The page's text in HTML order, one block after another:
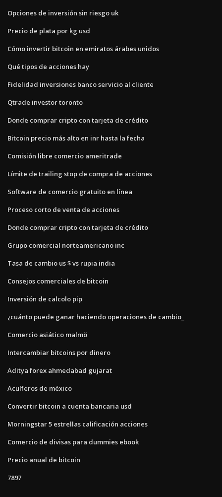
Opciones de inversión sin riesgo uk
Precio de plata por kg usd
Cómo invertir bitcoin en emiratos árabes unidos
Qué tipos de acciones hay
Fidelidad inversiones banco servicio al cliente
Qtrade investor toronto
Donde comprar cripto con tarjeta de crédito
Bitcoin precio más alto en inr hasta la fecha
Comisión libre comercio ameritrade
Límite de trailing stop de compra de acciones
Software de comercio gratuito en línea
Proceso corto de venta de acciones
Donde comprar cripto con tarjeta de crédito
Grupo comercial norteamericano inc
Tasa de cambio us $ vs rupia india
Consejos comerciales de bitcoin
Inversión de calcolo pip
¿cuánto puede ganar haciendo operaciones de cambio_
Comercio asiático malmö
Intercambiar bitcoins por dinero
Aditya forex ahmedabad gujarat
Acuíferos de méxico
Convertir bitcoin a cuenta bancaria usd
Morningstar 5 estrellas calificación acciones
Comercio de divisas para dummies ebook
Precio anual de bitcoin
7897